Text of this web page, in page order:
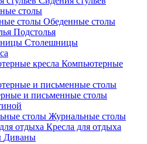
столы
Обеденные столы
Подстолья
Столешницы
Компьютерные
и письменные столы
Журнальные столы
Кресла для отдыха
Диваны